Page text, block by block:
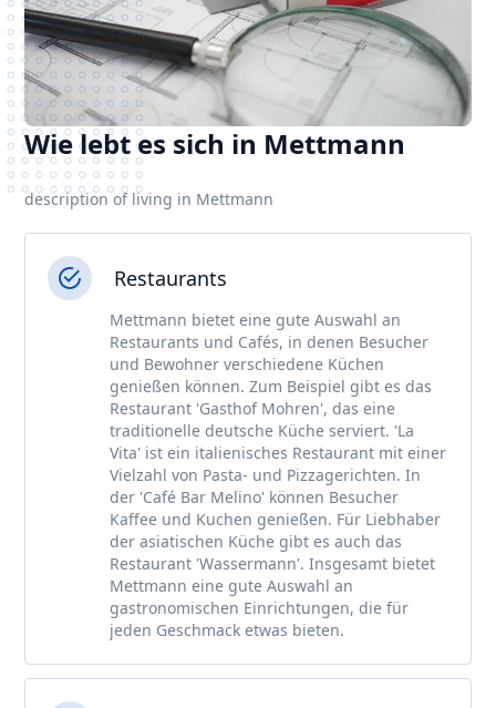
Wie lebt es sich in Mettmann
description of living in Mettmann
Restaurants
Mettmann bietet eine gute Auswahl an
Restaurants und Cafés, in denen Besucher
und Bewohner verschiedene Küchen
genießen können. Zum Beispiel gibt es das
Restaurant 'Gasthof Mohren', das eine
traditionelle deutsche Küche serviert. 'La
Vita' ist ein italienisches Restaurant mit einer
Vielzahl von Pasta- und Pizzagerichten. In
der 'Café Bar Melino' können Besucher
Kaffee und Kuchen genießen. Für Liebhaber
der asiatischen Küche gibt es auch das
Restaurant 'Wassermann'. Insgesamt bietet
Mettmann eine gute Auswahl an
gastronomischen Einrichtungen, die für
jeden Geschmack etwas bieten.